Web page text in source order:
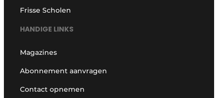
Frisse Scholen
HANDIGE LINKS
Magazines
Abonnement aanvragen
Contact opnemen